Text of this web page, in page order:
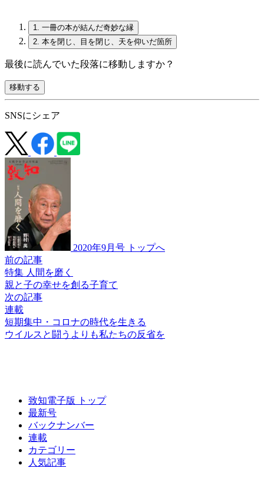
1.
一冊の本が結んだ奇妙な縁
2. 本を閉じ、目を閉じ、天を仰いだ箇所
最後に読んでいた段落に移動しますか？
移動する
SNSにシェア
2020年9月号 トップへ
前の記事
特集 人間を磨く
親と子の幸せを創る子育て
次の記事
連載
短期集中・コロナの時代を生きる
ウイルスと闘うよりも私たちの反省を
致知電子版 トップ
最新号
バックナンバー
連載
カテゴリー
人気記事